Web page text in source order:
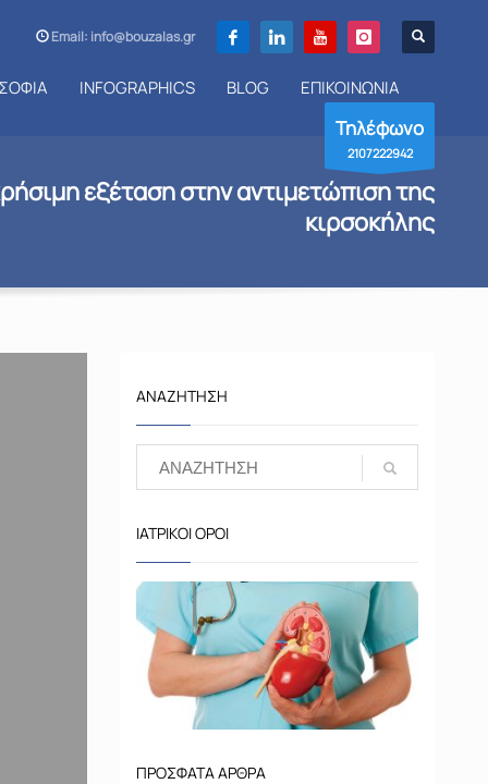
Email: info@bouzalas.gr
INFOGRAPHICS BLOG ΕΠΙΚΟΙΝΩΝΙΑ
Τηλέφωνο
2107222942
εξέταση στην αντιμετώπιση της
κιρσοκήλης
ΑΝΑΖΉΤΗΣΗ
ΙΑΤΡΙΚΟΊ ΌΡΟΙ
ΠΡΌΣΦΑΤΑ ΆΡΘΡΑ